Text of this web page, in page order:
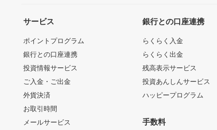
サービス
ポイントプログラム
銀行との口座連携
投資情報サービス
ご入金・ご出金
外貨決済
お取引時間
メールサービス
銀行との口座連携
らくらく入金
らくらく出金
残高表示サービス
投資あんしんサービス
ハッピープログラム
手数料